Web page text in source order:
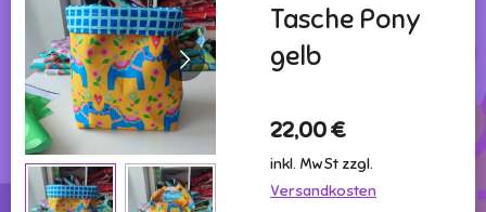
Tasche Pony
gelb
22,00 €
inkl. MwSt zzgl.
Versandkosten